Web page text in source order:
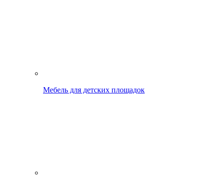
Мебель для детских площадок